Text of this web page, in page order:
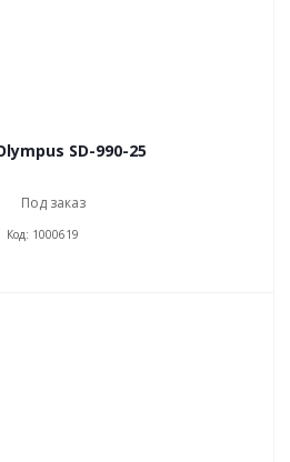
SD-990-25
Под заказ
Код: 1000619